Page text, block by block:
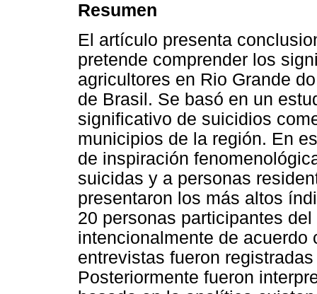
Resumen
El artículo presenta
pretende comprender los
agricultores en Rio Grande
de Brasil. Se basó en un
significativo de suicidios
municipios de la región. En
de inspiración
suicidas y a personas
presentaron los más altos
20 personas participantes
intencionalmente de
entrevistas fueron
Posteriormente fueron